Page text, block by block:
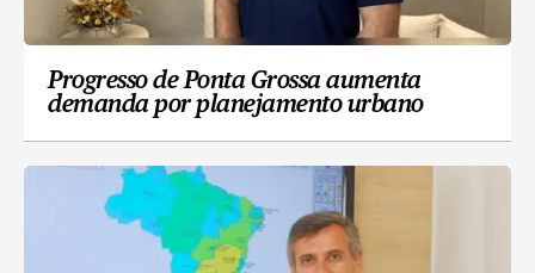
Progresso de Ponta Grossa aumenta
demanda por planejamento urbano